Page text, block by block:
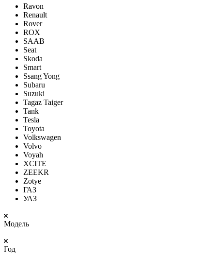
Ravon
Renault
Rover
ROX
SAAB
Seat
Skoda
Smart
Ssang Yong
Subaru
Suzuki
Tagaz Taiger
Tank
Tesla
Toyota
Volkswagen
Volvo
Voyah
XCITE
ZEEKR
Zotye
ГАЗ
УАЗ
Модель
Год